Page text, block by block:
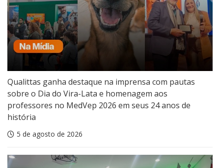
Qualittas ganha destaque na imprensa com pautas
sobre o Dia do Vira-Lata e homenagem aos
professores no MedVep 2026 em seus 24 anos de
história
5 de agosto de 2026